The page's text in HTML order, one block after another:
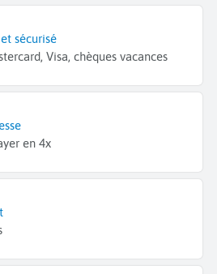
sécurisé
Visa, chèques vacances
en 4x